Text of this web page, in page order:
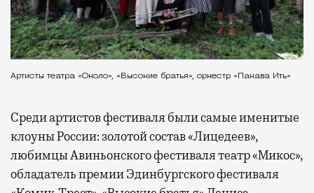
Артисты театра «Около», «Высокие братья», оркестр «Пакава Ить»
Среди артистов фестиваля были самые именитые
клоуны России: золотой состав «Лицедеев»,
любимцы Авиньонского фестиваля театр «Микос»,
обладатель премии Эдинбургского фестиваля